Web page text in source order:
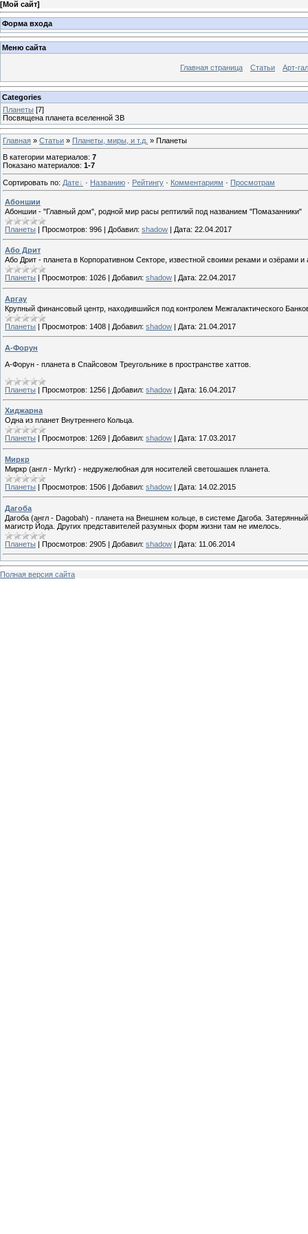
[Мой сайт]
Форма входа
Меню сайта
Главная страница Статьи Арт-
Categories
Планеты [7]
Посвящена планета вселенной ЗВ
Главная » Статьи » Планеты, миры, и т.д. » Планеты
В категории материалов: 7
Показано материалов: 1-7
Сортировать по: Дате · Названию · Рейтингу · Комментариям · Просмотрам
Абоншии
Абоншии - "Главный дом", родной мир расы рептилий под названием "Помазанники"
Планеты | Просмотров: 996 | Добавил: shadow | Дата: 22.04.2017
Або Дрит
Або Дрит - планета в Корпоративном Секторе, известной своими реками и озёрами
Планеты Просмотров: 1026 Добавил: shadow Дата: 22.04.2017
Аргау
Крупный финансовый центр, находившийся под контролем Межгалактического
Планеты | Просмотров: 1408 | Добавил: shadow | Дата: 21.04.2017
А-Форун
А-Форун - планета в Спайсовом Треугольнике в пространстве хаттов.
Планеты | Просмотров: 1256 | Добавил: shadow | Дата: 16.04.2017
Хиджарна
Одна из планет Внутреннего Кольца.
Планеты Просмотров: 1269 Добавил: shadow Дата: 17.03.2017
Миркр
Миркр (англ - Myrkr) - недружелюбная для носителей светошашек планета.
Планеты | Просмотров: 1506 | Добавил: shadow | Дата: 14.02.2015
Дагоба
Дагоба (англ - Dagobah) - планета на Внешнем кольце, в системе Дагоба.
магистр Йода. Других представителей разумных форм жизни там не имелось.
Планеты | Просмотров: 2905 | Добавил: shadow | Дата: 11.06.2014
Полная версия сайта